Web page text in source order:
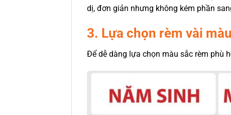
dị, đơn giản nhưng không kém phần
3. Lựa chọn rèm vài
Để dễ dàng lựa chọn màu sắc rèm phù